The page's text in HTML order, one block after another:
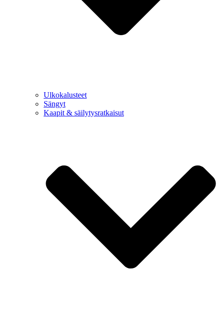
Ulkokalusteet
Sängyt
Kaapit & säilytysratkaisut